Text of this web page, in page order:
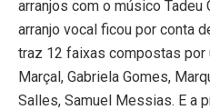
arranjos com o músico Tadeu
arranjo vocal ficou por conta
traz 12 faixas compostas por
Marçal, Gabriela Gomes,
Salles, Samuel Messias. E a